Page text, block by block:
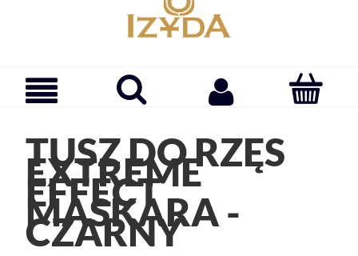
TUSZ DO RZĘS
EXTREME
EFFECT
MASKARA -
CZARNY